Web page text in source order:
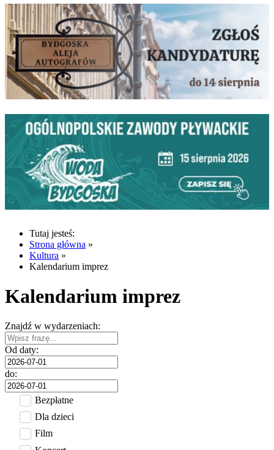
Tutaj jesteś:
Strona główna »
Kultura »
Kalendarium imprez
Kalendarium imprez
Znajdź w wydarzeniach:
Od daty:
do:
Bezpłatne
Dla dzieci
Film